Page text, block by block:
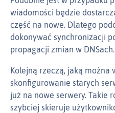
wiadomości będzie
część na nowe. Dlatego
dokonywać synchronizacji
propagacji zmian w DNSach.
Kolejną rzeczą, jaką można
skonfigurowanie starych
już na nowe serwery. Takie
szybciej skieruje